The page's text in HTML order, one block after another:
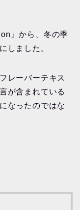
』から、冬の季
しました。
レーバーテキス
が含まれている
なったのではな